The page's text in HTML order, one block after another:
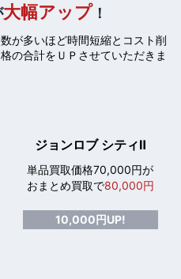
大幅アップ！
が多いほど時間短縮とコスト削
の合計をＵＰさせていただきま
ジョンロブ シティⅡ
単品買取価格70,000円が
おまとめ買取で80,000円
10,000円UP!